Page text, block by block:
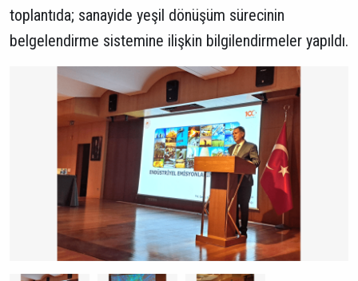
toplantıda; sanayide yeşil dönüşüm sürecinin
belgelendirme sistemine ilişkin bilgilendirmeler yapıldı.